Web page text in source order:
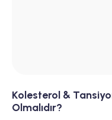
Kolesterol &
Olmalıdır?